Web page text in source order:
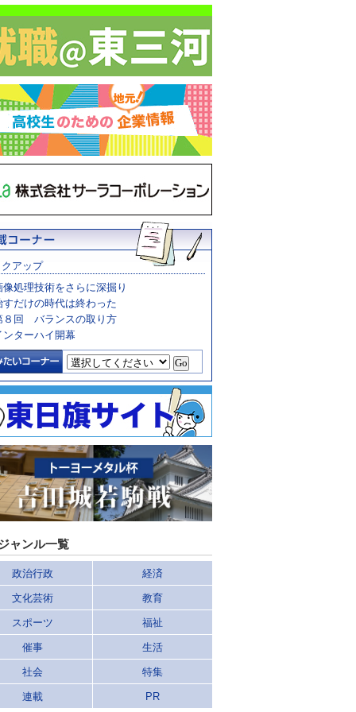
アップ
像処理技術をさらに深掘り
すだけの時代は終わった
８回 バランスの取り方
ンターハイ開幕
ャンル一覧
政治行政 経済
文化芸術 教育
スポーツ 福祉
催事 生活
社会 特集
連載 PR